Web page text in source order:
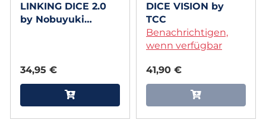
LINKING DICE 2.0
by Nobuyuki
34,95 €
DICE VISION by
TCC
Benachrichtigen,
wenn verfügbar
41,90 €